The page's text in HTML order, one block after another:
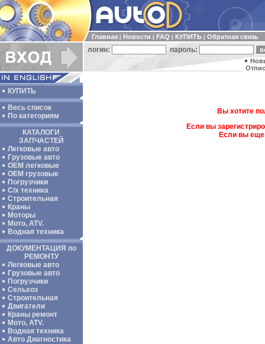
Главная Новости FAQ КУПИТЬ Обратная связь
логин: пароль:
КУПИТЬ
Весь список
По категориям
КАТАЛОГИ
ЗАПЧАСТЕЙ
Легковые авто
Грузовые авто
ОЕМ легковые
OEM грузовые
Погрузчики
С/х техника
Строительная
Краны
Моторы
Мото, ATV.
Водная техника
ДОКУМЕНТАЦИЯ по
РЕМОНТУ
Легковые авто
Грузовые авто
Погрузчики
Сельхоз
Строительная
Двигатели
Краны ремонт
Мото, ATV.
Водная техника
Авто Диагностика
Вы хотите
Если вы
Если вы еще